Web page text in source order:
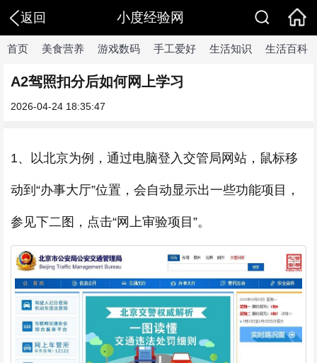
返回 小度经验网
首页 美食营养 游戏数码 手工爱好 生活知识 生活百科
A2驾照扣分后如何网上学习
2026-04-24 18:35:47
1、以北京为例，通过电脑登入交管局网站，鼠标移
动到“办事大厅”位置，会自动显示出一些功能项目，
参见下二图，点击“网上审验项目”。